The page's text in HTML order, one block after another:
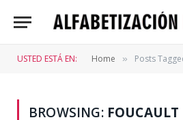
USTED ESTÁ EN: Home » Posts
BROWSING: FOUCAULT